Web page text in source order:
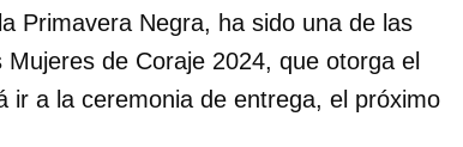
Primavera Negra, ha sido una de las
de Coraje 2024, que otorga el
ir a la ceremonia de entrega, el próximo